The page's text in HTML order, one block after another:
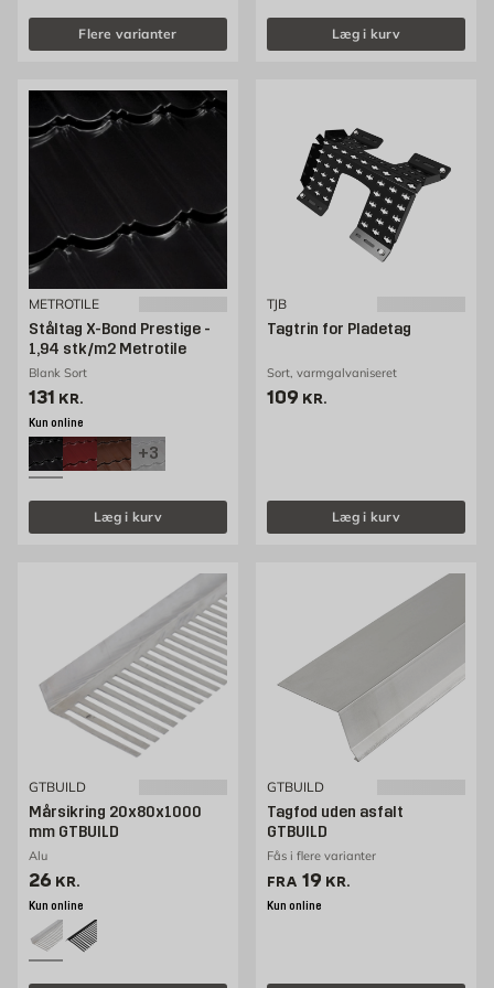
Flere varianter Læg i kurv
METROTILE
Ståltag X-Bond Prestige -
1,94 stk/m2 Metrotile
Blank Sort
Pris 131 kr. /stk
131 KR.
Kun online
+3
Læg i kurv
TJB
Tagtrin for Pladetag
Sort, varmgalvaniseret
Pris 109 kr. /stk
109 KR.
Læg i kurv
GTBUILD
Mårsikring 20x80x1000
mm GTBUILD
Alu
Pris 26 kr. /stk
26 KR.
Kun online
GTBUILD
Tagfod uden asfalt
GTBUILD
Fås i flere varianter
FRA Pris 19 kr. /stk
19 KR.
Kun online